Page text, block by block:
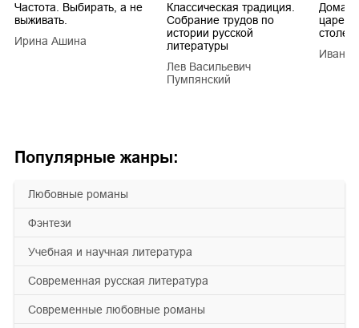
Популярные жанры:
любовные романы
фэнтези
учебная и научная литература
современная русская литература
современные любовные романы
Частота. Выбирать, а не
выживать.
Ирина Ашина
Классическая традиция.
Собрание трудов по
истории русской
литературы
Лев Васильевич
Пумпянский
царей
Иван